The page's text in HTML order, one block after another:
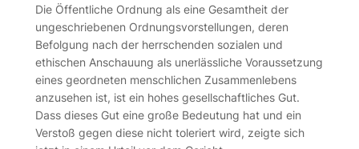
Die Öffentliche Ordnung als eine Gesamtheit der
ungeschriebenen Ordnungsvorstellungen, deren
Befolgung nach der herrschenden sozialen und
ethischen Anschauung als unerlässliche Voraussetzung
eines geordneten menschlichen Zusammenlebens
anzusehen ist, ist ein hohes gesellschaftliches Gut.
Dass dieses Gut eine große Bedeutung hat und ein
Verstoß gegen diese nicht toleriert wird, zeigte sich